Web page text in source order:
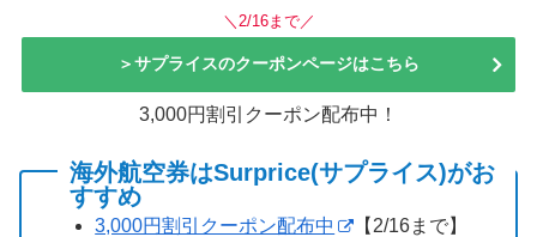
＼2/16まで／
＞サプライスのクーポンページはこちら
3,000円割引クーポン配布中！
海外航空券はSurprice(サプライス)がお
すすめ
3,000円割引クーポン配布中
【2/16まで】